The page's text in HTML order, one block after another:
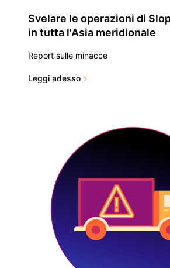
Svelare le operazioni di
in tutta l'Asia meridionale
Report sulle minacce
Leggi adesso